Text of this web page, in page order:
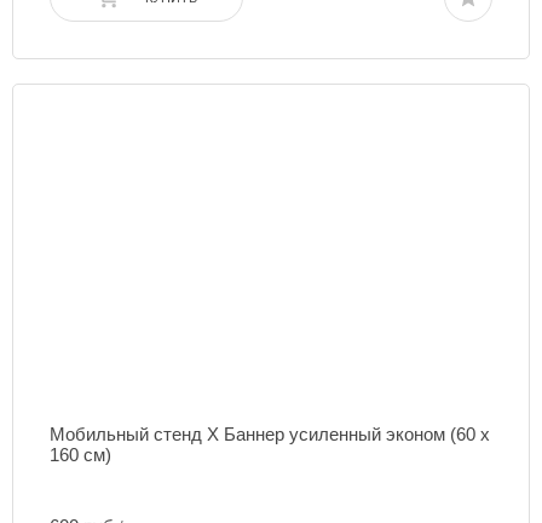
Мобильный стенд Х Баннер усиленный эконом (60 х
160 см)